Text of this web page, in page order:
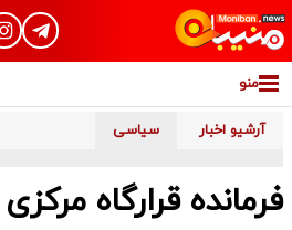
منو
آرشیو اخبار سیاسی
فرمانده قرارگاه